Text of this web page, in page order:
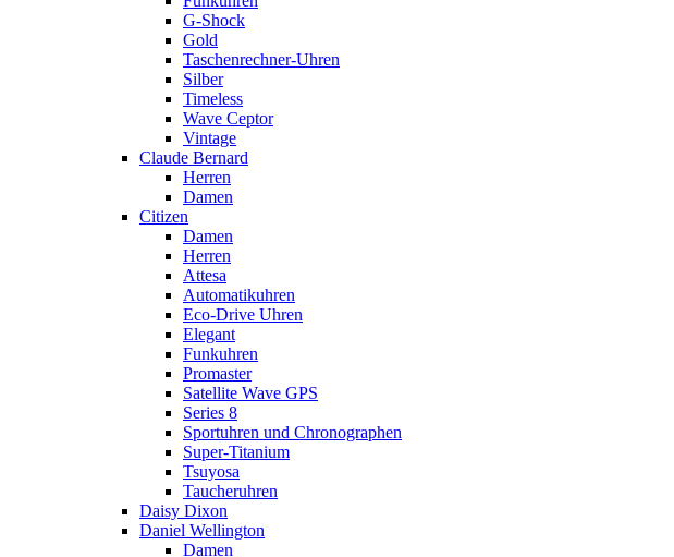
G-Shock
Gold
Taschenrechner-Uhren
Silber
Timeless
Wave Ceptor
Vintage
Claude Bernard
Herren
Damen
Citizen
Damen
Herren
Attesa
Automatikuhren
Eco-Drive Uhren
Elegant
Funkuhren
Promaster
Satellite Wave GPS
Series 8
Sportuhren und Chronographen
Super-Titanium
Tsuyosa
Taucheruhren
Daisy Dixon
Daniel Wellington
Damen